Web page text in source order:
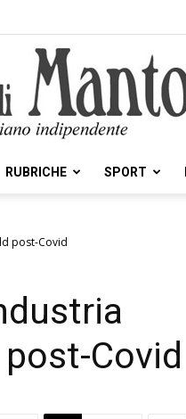
Voce
RUBRICHE SPORT
post-Covid
Covid